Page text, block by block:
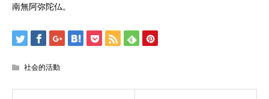
南無阿弥陀仏。
社会的活動